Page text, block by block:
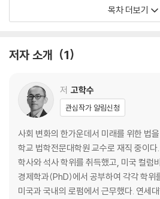
인공지능 기술은 공정한가
3부 새로운 시대의 과제, 알고리즘 공정성과
공정성은 곧 차별의 문제
인공지능 윤리의 화두, 투명성과 설명가능성
빅데이터 인공지능 시대의 프라이버시
4부 인공지능이 인간에게, 정의와 윤리를
목차 더보기
저자 소개 1
저 고학수
관심작가 알림신청
사회 변화의 한가운데서 미래를 위한 법
학교 법학전문대학원 교수로 재직 중이
학사와 석사 학위를 취득했고, 미국 컬럼
경제학과(PhD)에서 공부하여 각각 학위
미국과 국내의 로펌에서 근무했다. 연세